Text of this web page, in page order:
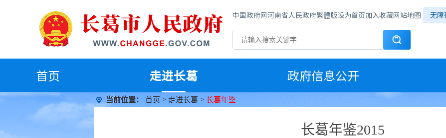
中国政府网河南省人民政府繁體版设为首页加入收藏网站地图 无障
首页 走进长葛 政府信息公开
当前位置： 首页 > 走进长葛 > 长葛年鉴
长葛年鉴2015